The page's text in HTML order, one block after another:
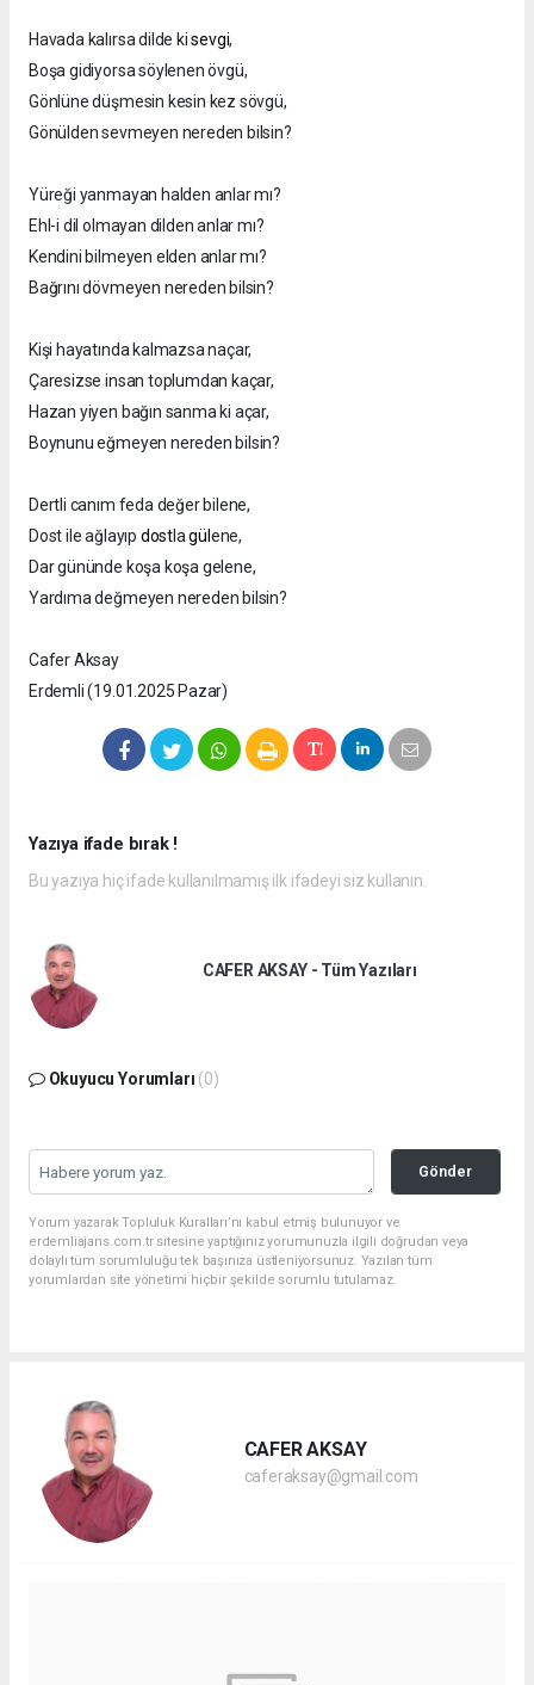
Havada kalırsa dilde kisevgi,
Boşa gidiyorsa söylenen övgü,
Gönlüne düşmesin kesin kez sövgü,
Gönülden sevmeyen nereden bilsin?
Yüreği yanmayan halden anlar mı?
Ehl-i dil olmayan dilden anlar mı?
Kendini bilmeyen elden anlar mı?
Bağrını dövmeyen nereden bilsin?
Kişi hayatında kalmazsa naçar,
Çaresizse insan toplumdan kaçar,
Hazan yiyen bağın sanma ki açar,
Boynunu eğmeyen nereden bilsin?
Dertli canım feda değer bilene,
Dost ile ağlayıp dostlagülene,
Dar gününde koşa koşa gelene,
Yardıma değmeyen nereden bilsin?
Cafer Aksay
Erdemli (19.01.2025 Pazar)
Yazıya ifade bırak !
Bu yazıya hiç ifade kullanılmamış ilk ifadeyi siz kullanın.
CAFER AKSAY - Tüm Yazıları
Okuyucu Yorumları (0)
Gönder
Yorum yazarak Topluluk Kuralları’nı kabul etmiş bulunuyor ve
erdemliajans.com.tr sitesine yaptığınız yorumunuzla ilgili doğrudan veya
dolaylı tüm sorumluluğu tek başınıza üstleniyorsunuz. Yazılan tüm
yorumlardan site yönetimi hiçbir şekilde sorumlu tutulamaz.
CAFER AKSAY
caferaksay@gmail.com